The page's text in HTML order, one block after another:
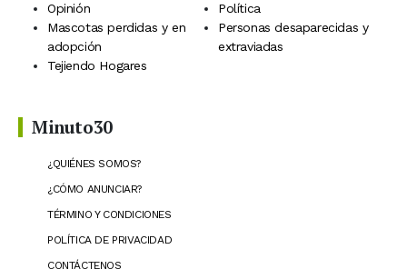
Opinión
Política
Mascotas perdidas y en
adopción
Personas desaparecidas y
extraviadas
Tejiendo Hogares
Minuto30
¿QUIÉNES SOMOS?
¿CÓMO ANUNCIAR?
TÉRMINO Y CONDICIONES
POLÍTICA DE PRIVACIDAD
CONTÁCTENOS